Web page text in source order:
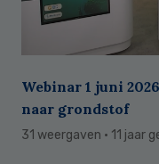
Webinar 1 juni
naar grondstof
31 weergaven · 11 jaar